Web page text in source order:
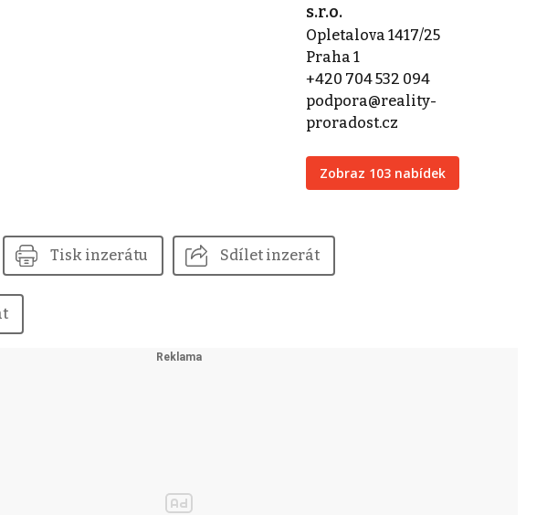
s.r.o.
Opletalova 1417/25
Praha 1
+420 704 532 094
podpora@reality-
proradost.cz
Zobraz 103 nabídek
Tisk inzerátu Sdílet inzerát